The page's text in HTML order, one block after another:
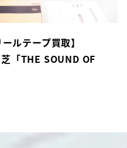
ルテープ買取】
「THE SOUND OF